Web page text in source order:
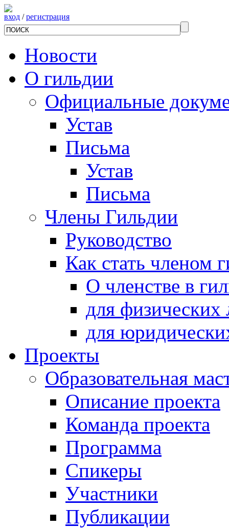
вход /регистрация
Новости
О гильдии
Официальные
Устав
Письма
Устав
Письма
Члены Гильдии
Руководство
Как стать членом
О членстве в
для физических
для
Проекты
Образовательная
Описание проекта
Команда проекта
Программа
Спикеры
Участники
Публикации